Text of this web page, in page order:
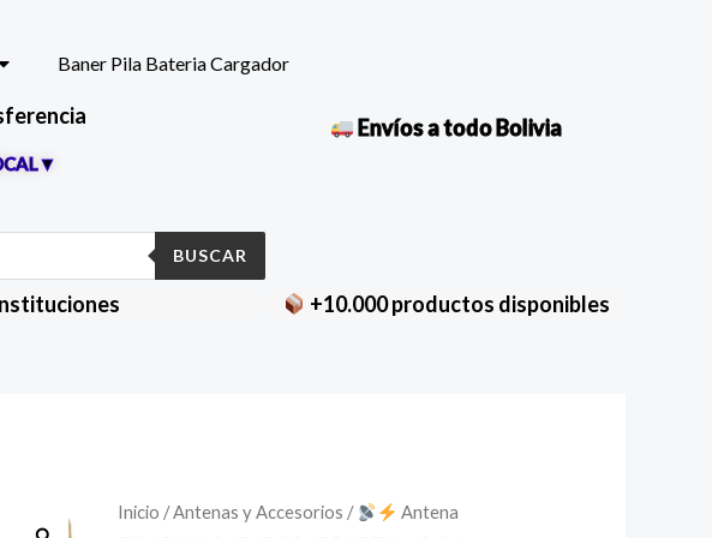
Baner Pila Bateria Cargador
Envíos a todo Bolivia
BUSCAR
+10.000 productos disponibles
Inicio /Antenas y Accesorios /
Antena